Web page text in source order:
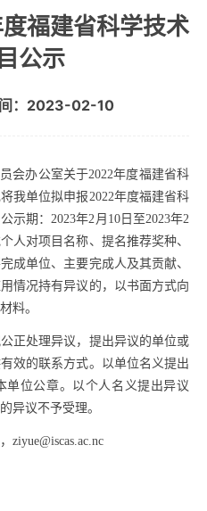
福建省科学技术
公示
：2023-02-10
会办公室关于2022年度福建省科
我单位拟申报2022年度福建省科
示期：2023年2月10日至2023年2
人对项目名称、提名推荐奖种、
成单位、主要完成人及其贡献、
情况持有异议的，以书面方式向
料。
正处理异议，提出异议的单位或
效的联系方式。以单位名义提出
单位公章。以个人名义提出异议
异议不予受理。
， ziyue@iscas.ac.nc